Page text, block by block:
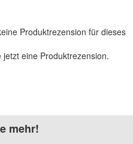
Produktrezension für dieses
jetzt eine Produktrezension.
mehr!